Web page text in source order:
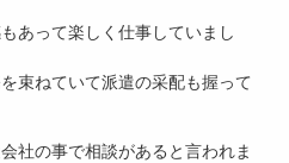
あって楽しく仕事していまし
束ねていて派遣の采配も握って
社の事で相談があると言われま